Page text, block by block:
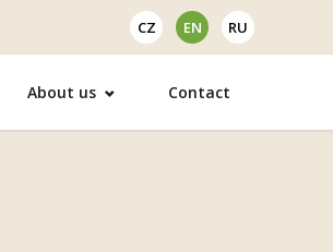
CZ EN RU
About us Contact